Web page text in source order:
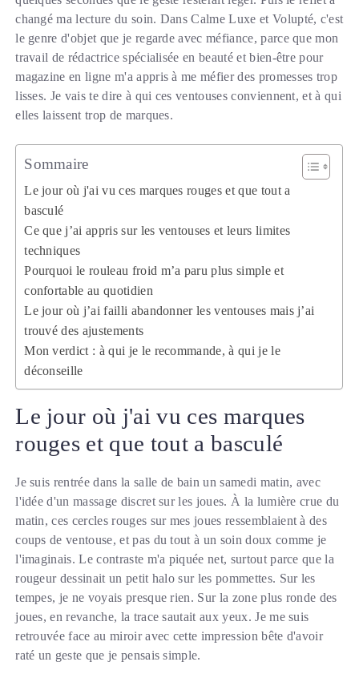
changé ma lecture du soin. Dans Calme Luxe et Volupté, c'est
le genre d'objet que je regarde avec méfiance, parce que mon
travail de rédactrice spécialisée en beauté et bien-être pour
magazine en ligne m'a appris à me méfier des promesses trop
lisses. Je vais te dire à qui ces ventouses conviennent, et à qui
elles laissent trop de marques.
Sommaire
Le jour où j'ai vu ces marques rouges et que tout a
basculé
Ce que j’ai appris sur les ventouses et leurs limites
techniques
Pourquoi le rouleau froid m’a paru plus simple et
confortable au quotidien
Le jour où j’ai failli abandonner les ventouses mais j’ai
trouvé des ajustements
Mon verdict : à qui je le recommande, à qui je le
déconseille
Le jour où j'ai vu ces marques
rouges et que tout a basculé
Je suis rentrée dans la salle de bain un samedi matin, avec
l'idée d'un massage discret sur les joues. À la lumière crue du
matin, ces cercles rouges sur mes joues ressemblaient à des
coups de ventouse, et pas du tout à un soin doux comme je
l'imaginais. Le contraste m'a piquée net, surtout parce que la
rougeur dessinait un petit halo sur les pommettes. Sur les
tempes, je ne voyais presque rien. Sur la zone plus ronde des
joues, en revanche, la trace sautait aux yeux. Je me suis
retrouvée face au miroir avec cette impression bête d'avoir
raté un geste que je pensais simple.